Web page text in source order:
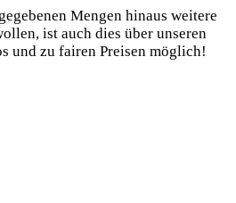
Mengen hinaus weitere
ist auch dies über unseren
und zu fairen Preisen möglich!